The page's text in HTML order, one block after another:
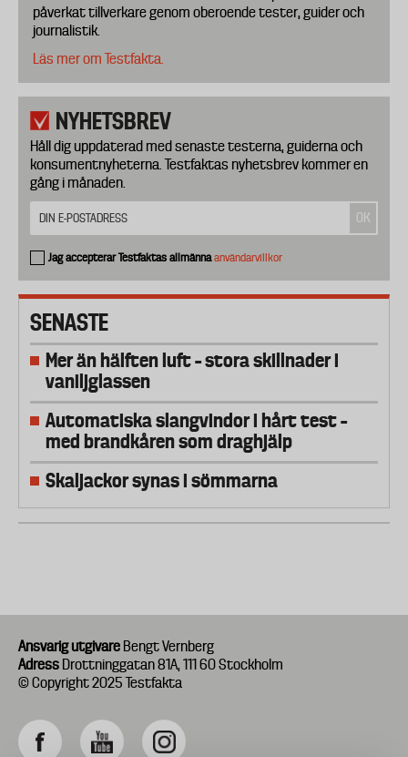
påverkat tillverkare genom oberoende tester, guider och
journalistik.
Läs mer om Testfakta.
NYHETSBREV
Håll dig uppdaterad med senaste testerna, guiderna och
konsumentnyheterna. Testfaktas nyhetsbrev kommer en
gång i månaden.
Jag accepterar Testfaktas allmännaanvändarvillkor
SENASTE
Mer än hälften luft – stora skillnader i
vaniljglassen
Automatiska slangvindor i hårt test –
med brandkåren som draghjälp
Skaljackor synas i sömmarna
Ansvarig utgivare Bengt Vernberg
Adress Drottninggatan 81A, 111 60 Stockholm
© Copyright 2025 Testfakta